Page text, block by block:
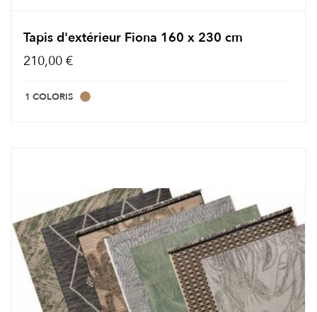
Tapis d'extérieur Fiona 160 x 230 cm
210,00 €
1 COLORIS